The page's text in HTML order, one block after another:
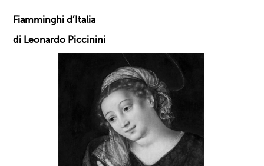
Fiamminghi d’Italia
di Leonardo Piccinini